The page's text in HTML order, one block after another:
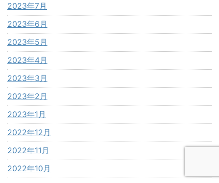
2023年7月
2023年6月
2023年5月
2023年4月
2023年3月
2023年2月
2023年1月
2022年12月
2022年11月
2022年10月